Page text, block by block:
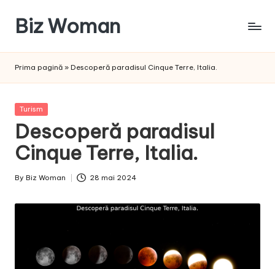
content
Biz Woman
succesul
Prima pagină » Descoperă paradisul Cinque Terre, Italia.
Posted
Turism
Descoperă paradisul
Cinque Terre, Italia.
Posted
By Biz Woman 28 mai 2024